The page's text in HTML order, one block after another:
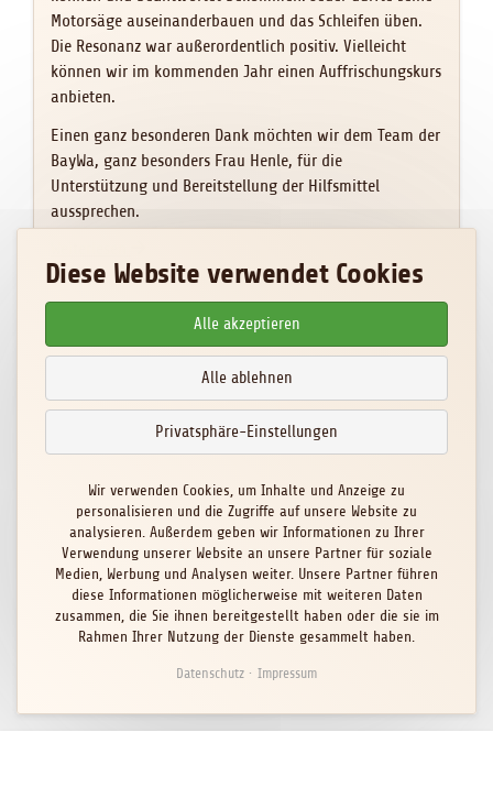
Diese Website verwendet Cookies
Alle akzeptieren
Alle ablehnen
Privatsphäre-Einstellungen
Wir verwenden Cookies, um Inhalte und Anzeige zu
personalisieren und die Zugriffe auf unsere Website zu
analysieren. Außerdem geben wir Informationen zu Ihrer
Verwendung unserer Website an unsere Partner für soziale
Medien, Werbung und Analysen weiter. Unsere Partner führen
diese Informationen möglicherweise mit weiteren Daten
zusammen, die Sie ihnen bereitgestellt haben oder die sie im
Rahmen Ihrer Nutzung der Dienste gesammelt haben.
Datenschutz Impressum
Motorsäge auseinanderbauen und das Schleifen üben.
Die Resonanz war außerordentlich positiv. Vielleicht
können wir im kommenden Jahr einen Auffrischungskurs
anbieten.
Einen ganz besonderen Dank möchten wir dem Team der
BayWa, ganz besonders Frau Henle, für die
Unterstützung und Bereitstellung der Hilfsmittel
aussprechen.